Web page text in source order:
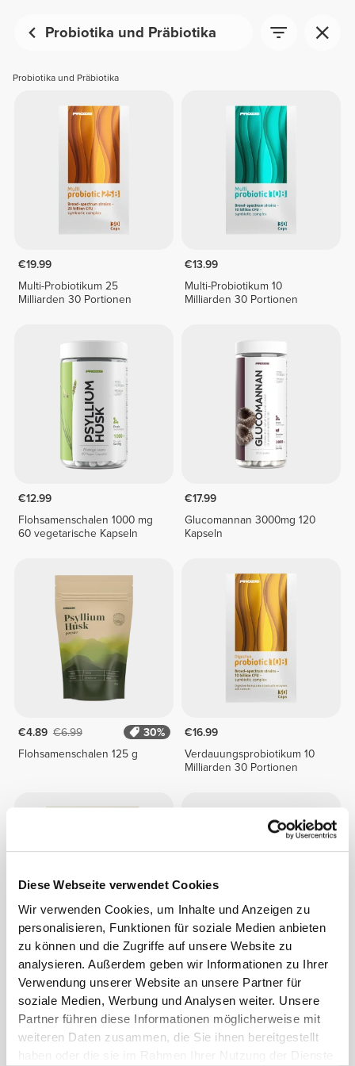
Diese Webseite verwendet Cookies
Wir verwenden Cookies, um Inhalte und Anzeigen zu
personalisieren, Funktionen für soziale Medien anbieten
zu können und die Zugriffe auf unsere Website zu
analysieren. Außerdem geben wir Informationen zu Ihrer
Verwendung unserer Website an unsere Partner für
soziale Medien, Werbung und Analysen weiter. Unsere
Partner führen diese Informationen möglicherweise mit
weiteren Daten zusammen, die Sie ihnen bereitgestellt
Probiotika und Präbiotika
Probiotika und Präbiotika
€19.99
Multi-Probiotikum 25
Milliarden 30 Portionen
€13.99
Multi-Probiotikum 10
Milliarden 30 Portionen
€12.99
Flohsamenschalen 1000 mg
60 vegetarische Kapseln
€17.99
Glucomannan 3000mg 120
Kapseln
€4.89 €6.99
30%
Flohsamenschalen 125 g
€16.99
Verdauungsprobiotikum 10
Milliarden 30 Portionen
€9.99
Ballaststoff-Mix 450g
€13.99
Glucomannan - Konjac
Mannan 150 g